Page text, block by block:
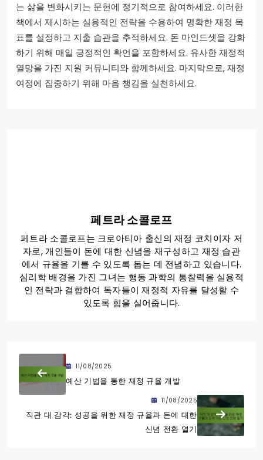
는 삶을 변화시키는 문헌에 정기적으로 참여하세요. 이러한
책에서 제시하는 실용적인 전략을 수용하여 명확한 재정 목
표를 설정하고 지출 습관을 추적하세요. 돈 마인드셋을 강화
하기 위해 매일 긍정적인 확언을 포함하세요. 유사한 재정적
열망을 가진 지원 커뮤니티와 함께하세요. 마지막으로, 재정
여정에 집중하기 위해 마음 챙김을 실천하세요.
페트라 소콜로프
페트라 소콜로프는 크로아티아 출신의 재정 코치이자 저
자로, 개인들이 돈에 대한 신념을 재구성하고 재정 습관
에서 규율을 기를 수 있도록 돕는 데 전념하고 있습니다.
심리학 배경을 가진 그녀는 행동 과학의 통찰력을 실용적
인 전략과 결합하여 독자들이 재정적 자유를 달성할 수
있도록 힘을 실어줍니다.
11/08/2025
예산 기법을 통한 재정 규율 개발
11/08/2025
직관 대 감각: 성공을 위한 재정 규율과 돈에 대한
신념 전환 열기